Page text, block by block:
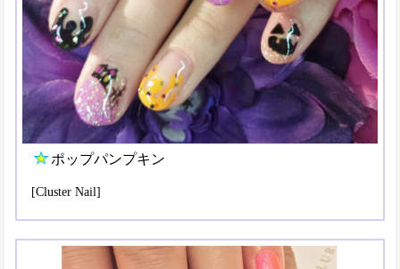
ポップパンプキン
[Cluster Nail]